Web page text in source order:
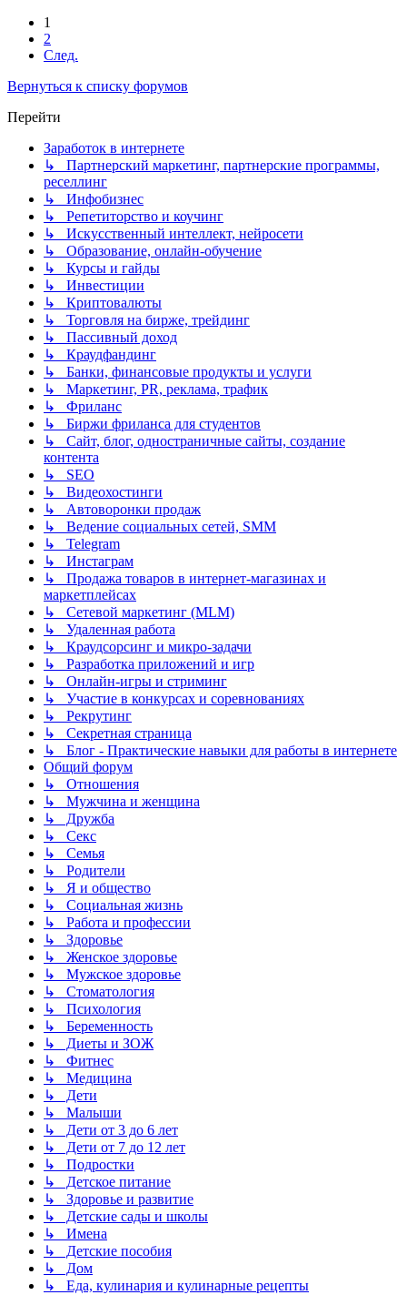
1
2
След.
Вернуться к списку форумов
Перейти
Заработок в интернете
↳ Партнерский маркетинг, партнерские программы,
реселлинг
↳ Инфобизнес
↳ Репетиторство и коучинг
↳ Искусственный интеллект, нейросети
↳ Образование, онлайн-обучение
↳ Курсы и гайды
↳ Инвестиции
↳ Криптовалюты
↳ Торговля на бирже, трейдинг
↳ Пассивный доход
↳ Краудфандинг
↳ Банки, финансовые продукты и услуги
↳ Маркетинг, PR, реклама, трафик
↳ Фриланс
↳ Биржи фриланса для студентов
↳ Сайт, блог, одностраничные сайты, создание
контента
↳ SEO
↳ Видеохостинги
↳ Автоворонки продаж
↳ Ведение социальных сетей, SMM
↳ Telegram
↳ Инстаграм
↳ Продажа товаров в интернет-магазинах и
маркетплейсах
↳ Сетевой маркетинг (MLM)
↳ Удаленная работа
↳ Краудсорсинг и микро-задачи
↳ Разработка приложений и игр
↳ Онлайн-игры и стриминг
↳ Участие в конкурсах и соревнованиях
↳ Рекрутинг
↳ Секретная страница
↳ Блог - Практические навыки для работы в интернете
Общий форум
↳ Отношения
↳ Мужчина и женщина
↳ Дружба
↳ Секс
↳ Семья
↳ Родители
↳ Я и общество
↳ Социальная жизнь
↳ Работа и профессии
↳ Здоровье
↳ Женское здоровье
↳ Мужское здоровье
↳ Стоматология
↳ Психология
↳ Беременность
↳ Диеты и ЗОЖ
↳ Фитнес
↳ Медицина
↳ Дети
↳ Малыши
↳ Дети от 3 до 6 лет
↳ Дети от 7 до 12 лет
↳ Подростки
↳ Детское питание
↳ Здоровье и развитие
↳ Детские сады и школы
↳ Имена
↳ Детские пособия
↳ Дом
↳ Еда, кулинария и кулинарные рецепты